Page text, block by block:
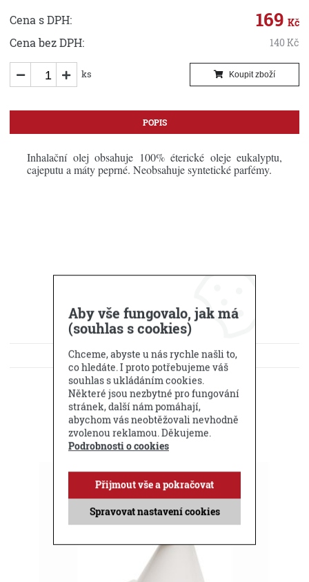
Cena s DPH:
169 Kč
Cena bez DPH: 140 Kč
ks Koupit zboží
POPIS
Inhalační olej obsahuje 100% éterické oleje eukalyptu,
cajeputu a máty peprné. Neobsahuje syntetické parfémy.
KE STAŽENÍ
DOTAZ PRODEJCI
Příbuzné produkty
Aby vše fungovalo, jak má
(souhlas s cookies)
Chceme, abyste u nás rychle našli to,
co hledáte. I proto potřebujeme váš
souhlas s ukládáním cookies.
Některé jsou nezbytné pro fungování
stránek, další nám pomáhají,
abychom vás neobtěžovali nevhodně
zvolenou reklamou. Děkujeme.
Podrobnosti o cookies
Spravovat nastavení cookies
Přijmout vše a pokračovat